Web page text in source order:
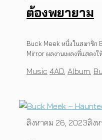
ต้องพยายาม
Buck Meek หนึ่งในสมาชิก
Mirror ผลงานเพลงที่แสดงใ
Categories
Music Tags
4AD Album
สิงหาคม 26, 2023สิง